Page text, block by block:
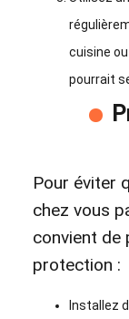
cuisine
pourrait
Pour éviter
chez vous
convient de
protection :
Installez